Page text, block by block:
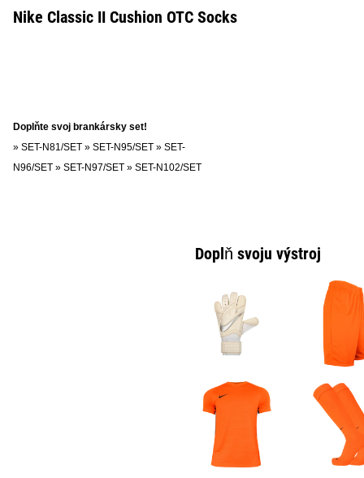
Nike Classic II Cushion OTC Socks
Doplňte svoj brankársky set!
» SET-N81/SET » SET-N95/SET » SET-
N96/SET » SET-N97/SET » SET-N102/SET
Doplň svoju výstroj